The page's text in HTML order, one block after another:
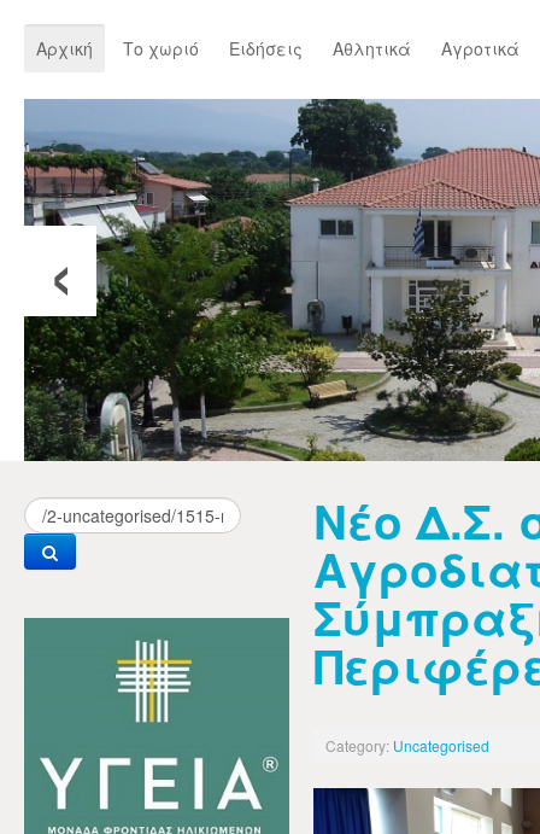
Αρχική Το χωριό Ειδήσεις Αθλητικά Αγροτικά
‹
Nέο Δ.Σ.
Category: Uncategorised